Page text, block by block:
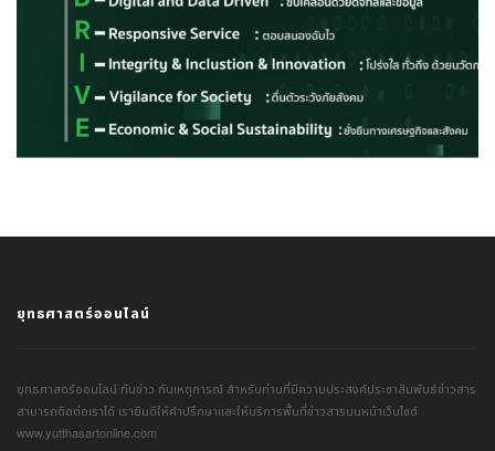
ยุทธศาสตร์ออนไลน์
ยุทธศาสตร์ออนไลน์ ทันข่าว ทันเหตุการณ์ สำหรับท่านที่มีความประสงค์ประชาสัมพันธ์ข่าวสาร
สามารถติดต่อเราได้ เรายินดีให้คำปรึกษาและให้บริการพื้นที่ข่าวสารบนหน้าเว็บไซต์
www.yutthasartonline.com